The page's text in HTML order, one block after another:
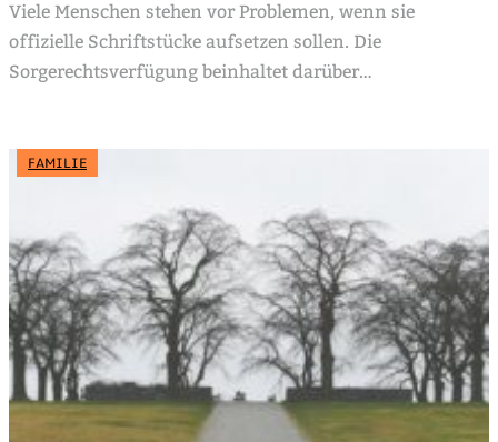
Viele Menschen stehen vor Problemen, wenn sie
offizielle Schriftstücke aufsetzen sollen. Die
Sorgerechtsverfügung beinhaltet darüber…
FAMILIE